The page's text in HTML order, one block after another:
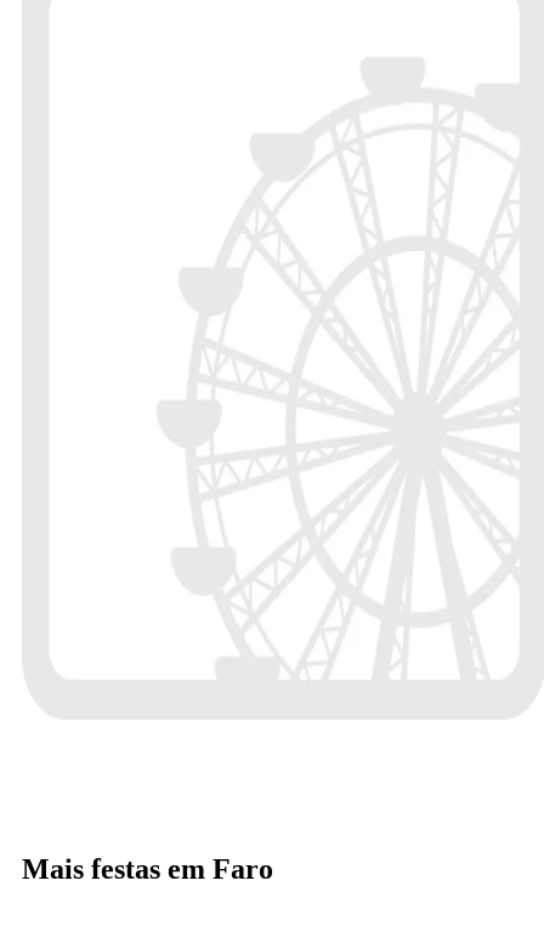
Mais festas em Faro